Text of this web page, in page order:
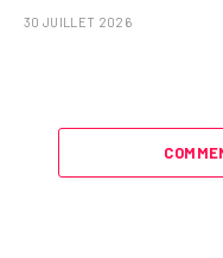
30 JUILLET 2026